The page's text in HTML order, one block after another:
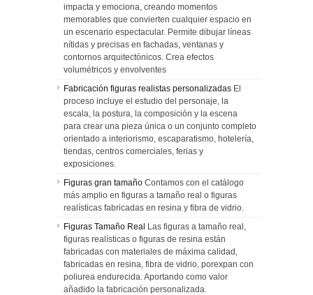
impacta y emociona, creando momentos
memorables que convierten cualquier espacio en
un escenario espectacular. Permite dibujar líneas
nítidas y precisas en fachadas, ventanas y
contornos arquitectónicos. Crea efectos
volumétricos y envolventes
Fabricación figuras realistas personalizadas El
proceso incluye el estudio del personaje, la
escala, la postura, la composición y la escena
para crear una pieza única o un conjunto completo
orientado a interiorismo, escaparatismo, hotelería,
tiendas, centros comerciales, ferias y
exposiciones.
Figuras gran tamaño Contamos con el catálogo
más amplio en figuras a tamaño real o figuras
realísticas fabricadas en resina y fibra de vidrio.
Figuras Tamaño Real Las figuras a tamaño real,
figuras realísticas o figuras de resina están
fabricadas con materiales de máxima calidad,
fabricadas en resina, fibra de vidrio, porexpan con
poliurea endurecida. Aportando como valor
añadido la fabricación personalizada.